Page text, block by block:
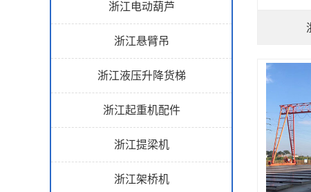
浙江电动葫芦
浙江悬臂吊
浙江液压升降货梯
浙江起重机配件
浙江提梁机
浙江架桥机